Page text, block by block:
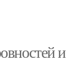
и